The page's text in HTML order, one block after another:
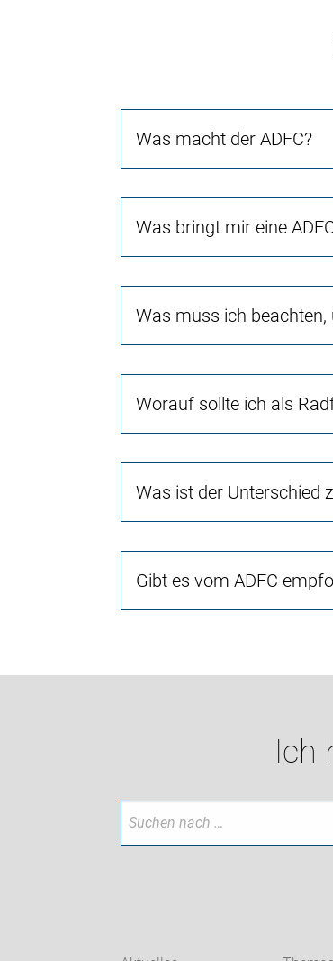
Was macht der ADFC?
Was bringt mir eine
Was muss ich
Worauf sollte ich als
Was ist der Unterschied
Gibt es vom ADFC
Ich